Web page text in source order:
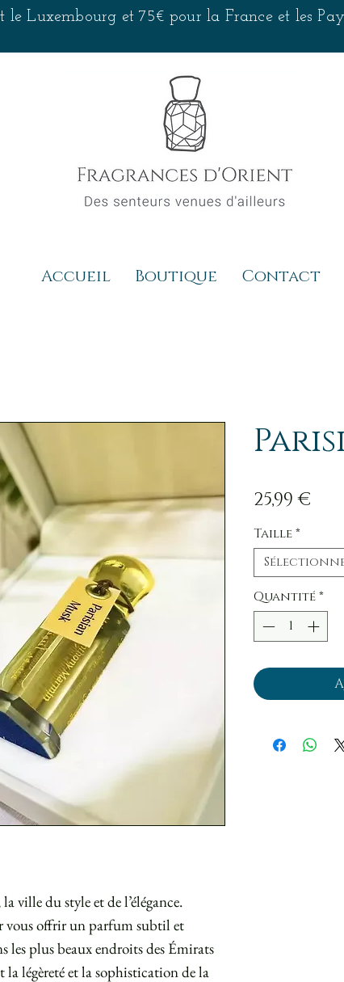
Luxembourg et 75€ pour la France et les
Accueil Boutique Contact
ville du style et de l’élégance.
vous offrir un parfum subtil et
les plus beaux endroits des Émirats
légèreté et la sophistication de la
25,99 €
Taille*
Quantité*